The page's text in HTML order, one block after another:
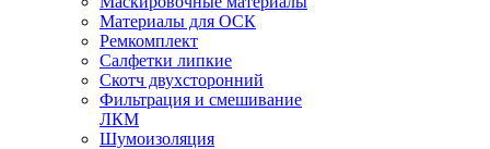
Материалы для ОСК
Ремкомплект
Салфетки липкие
Скотч двухсторонний
Фильтрация и смешивание
ЛКМ
Шумоизоляция